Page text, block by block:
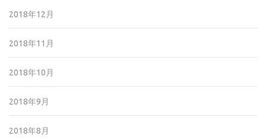
2018年12月
2018年11月
2018年10月
2018年9月
2018年8月